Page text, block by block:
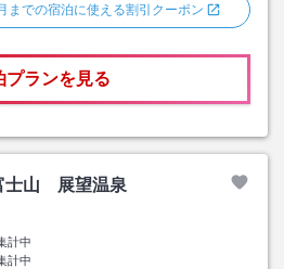
までの宿泊に使える割引クーポン
プランを見る
士山 展望温泉
計中
計中